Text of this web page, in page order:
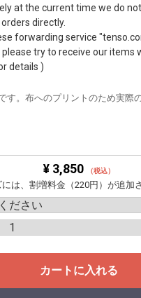
at the current time we do
directly.
forwarding service
try to receive our items
details )
す。布へのプリントのため実際
¥ 3,850 （税込）
は、割増料金（220円）が追加
カートに入れる